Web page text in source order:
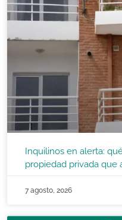
Inquilinos en alerta:
propiedad privada que
7 agosto, 2026